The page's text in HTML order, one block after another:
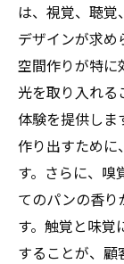
は、視覚、聴覚
デザインが求め
空間作りが特に
光を取り入れる
体験を提供しま
作り出すために
す。さらに、嗅
てのパンの香り
す。触覚と味覚
することが、顧